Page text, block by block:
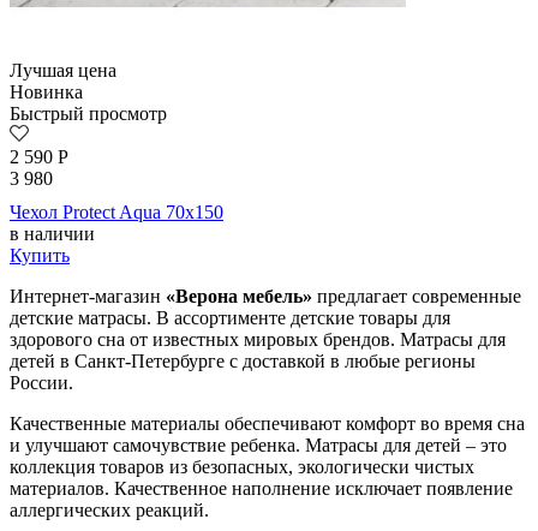
Лучшая цена
Новинка
Быстрый просмотр
2 590 Р
3 980
Чехол Protect Aqua 70х150
в наличии
Купить
Интернет-магазин «Верона мебель» предлагает современные
детские матрасы. В ассортименте детские товары для
здорового сна от известных мировых брендов. Матрасы для
детей в Санкт-Петербурге с доставкой в любые регионы
России.
Качественные материалы обеспечивают комфорт во время сна
и улучшают самочувствие ребенка. Матрасы для детей – это
коллекция товаров из безопасных, экологически чистых
материалов. Качественное наполнение исключает появление
аллергических реакций.